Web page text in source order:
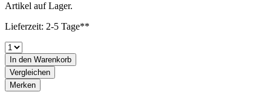
Artikel auf Lager.
Lieferzeit: 2-5 Tage**
In den Warenkorb
Vergleichen
Merken